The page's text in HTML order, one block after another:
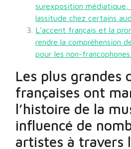
surexposition médiatique,
lassitude chez certains
L’accent français et la
rendre la compréhension
pour les non-francophones.
Les plus grandes
françaises ont
l’histoire de la
influencé de
artistes à travers